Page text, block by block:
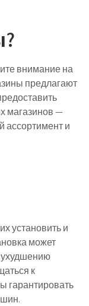
внимание на
предлагают
магазинов —
ассортимент и
установить и
может
ухудшению
к
гарантировать